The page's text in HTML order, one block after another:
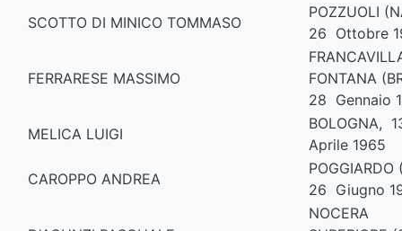
SCOTTO DI MINICO TOMMASO
POZZUOLI
26 Ottobre
FERRARESE MASSIMO
FONTANA
28 Gennaio
MELICA LUIGI
BOLOGNA,
Aprile 1965
CAROPPO ANDREA
26 Giugno
NOCERA